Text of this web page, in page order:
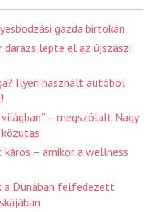
gazda birtokán
lepte el az újszászi
Ilyen használt autóból
– megszólalt Nagy
– amikor a wellness
a Dunában felfedezett